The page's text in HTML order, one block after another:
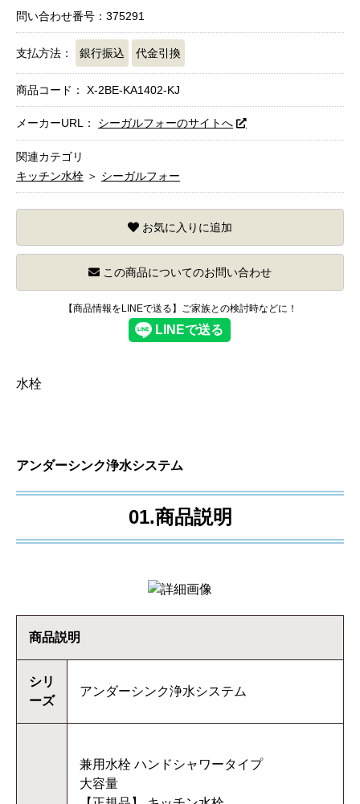
問い合わせ番号：375291
支払方法： 銀行振込 代金引換
商品コード： X-2BE-KA1402-KJ
メーカーURL： シーガルフォーのサイトへ
関連カテゴリ
キッチン水栓 ＞ シーガルフォー
お気に入りに追加
この商品についてのお問い合わせ
【商品情報をLINEで送る】ご家族との検討時などに！
水栓
アンダーシンク浄水システム
01.商品説明
商品説明
シリ
ーズ
アンダーシンク浄水システム
兼用水栓 ハンドシャワータイプ
大容量